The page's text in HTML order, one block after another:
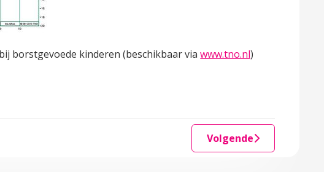
borstgevoede kinderen (beschikbaar viawww.tno.nl)
Volgende